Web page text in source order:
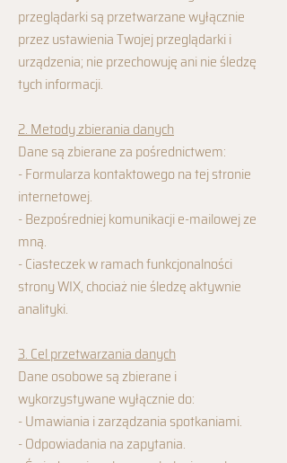
przeglądarki są przetwarzane wyłącznie
przez ustawienia Twojej przeglądarki i
urządzenia; nie przechowuję ani nie śledzę
tych informacji.
2. Metody zbierania danych
Dane są zbierane za pośrednictwem:
- Formularza kontaktowego na tej stronie
internetowej.
- Bezpośredniej komunikacji e-mailowej ze
mną.
- Ciasteczek w ramach funkcjonalności
strony WIX, chociaż nie śledzę aktywnie
analityki.
3. Cel przetwarzania danych
Dane osobowe są zbierane i
wykorzystywane wyłącznie do:
- Umawiania i zarządzania spotkaniami.
- Odpowiadania na zapytania.